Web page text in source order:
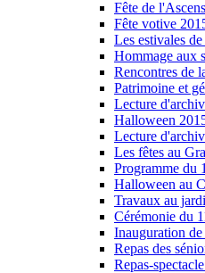
Fête de
Fête votive
Les estivales
Hommage aux
Rencontres de
Patrimoine et
Lecture
Halloween
Lecture
Les fêtes au
Programme du
Halloween au
Travaux au
Cérémonie du
Inauguration
Repas des
Repas-